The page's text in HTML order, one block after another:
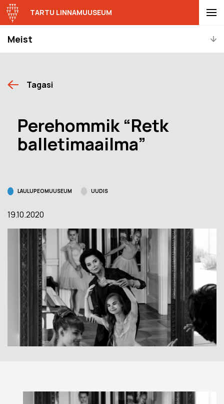
Meist
TARTU LINNAMUUSEUM
Tagasi
Perehommik “Retk
balletimaailma”
LAULUPEOMUUSEUM UUDIS
19.10.2020